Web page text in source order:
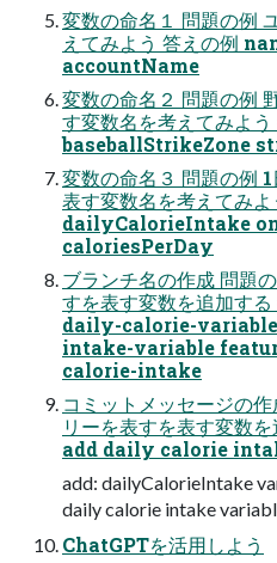
変数の命名１ 問題の例
えてみよう 答えの例
accountName
変数の命名２ 問題の例
す変数名を考えてみよう
baseballStrikeZone
変数の命名３ 問題の例
表す変数名を考えてみ
dailyCalorieIntake
caloriesPerDay
ブランチ名の作成 問題
すを表す変数を追加す
daily-calorie-
intake-variable
calorie-intake
コミットメッセージの
リーを表すを表す変数
add daily calorie
add: dailyCalorieIntake
daily calorie intake
ChatGPTを活用しよう